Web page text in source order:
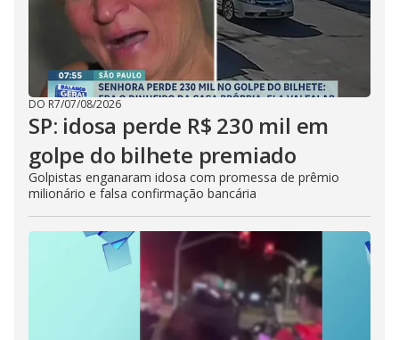
DO R7/07/08/2026
SP: idosa perde R$ 230 mil em
golpe do bilhete premiado
Golpistas enganaram idosa com promessa de prêmio
milionário e falsa confirmação bancária